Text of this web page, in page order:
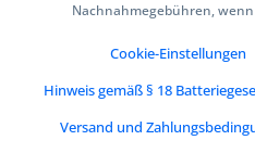
Nachnahmegebühren,
Cookie-Einstellungen
Hinweis gemäß § 18
Versand und